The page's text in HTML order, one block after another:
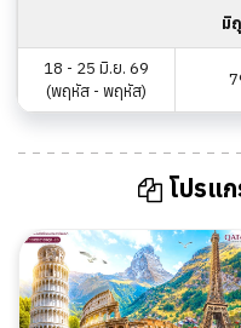
มิ
18 - 25 มิ.ย. 69
(พฤหัส - พฤหัส)
โปรแก